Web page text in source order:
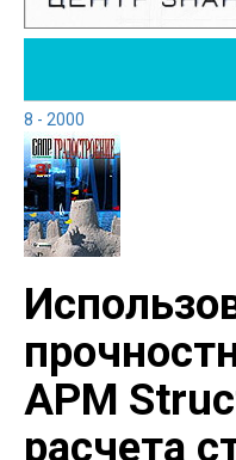
8 - 2000
APM
расчета